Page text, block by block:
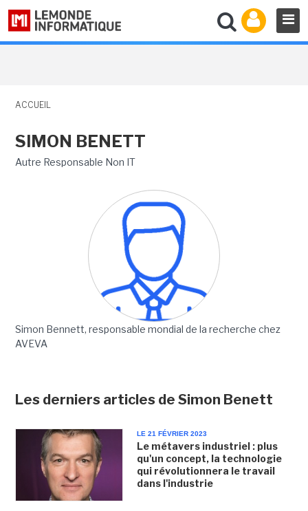
ACCUEIL
SIMON BENETT
Autre Responsable Non IT
Simon Bennett, responsable mondial de la recherche chez
AVEVA
Les derniers articles de Simon Benett
LE 21 FÉVRIER 2023
Le métavers industriel : plus
qu'un concept, la technologie
qui révolutionnera le travail
dans l'industrie